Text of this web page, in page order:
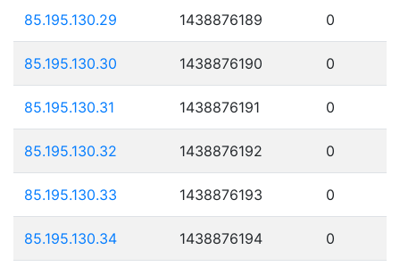
85.195.130.29 1438876189 0
85.195.130.30 1438876190 0
85.195.130.31 1438876191 0
85.195.130.32 1438876192 0
85.195.130.33 1438876193 0
85.195.130.34 1438876194 0